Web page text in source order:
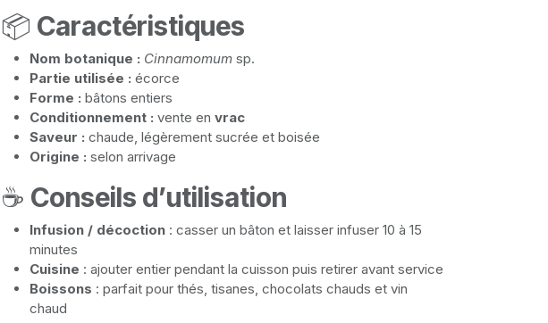
📦 Caractéristiques
Nom botanique : Cinnamomum sp.
Partie utilisée : écorce
Forme : bâtons entiers
Conditionnement : vente en vrac
Saveur : chaude, légèrement sucrée et boisée
Origine : selon arrivage
☕ Conseils d’utilisation
Infusion / décoction : casser un bâton et laisser infuser 10 à 15
minutes
Cuisine : ajouter entier pendant la cuisson puis retirer avant service
Boissons : parfait pour thés, tisanes, chocolats chauds et vin
chaud